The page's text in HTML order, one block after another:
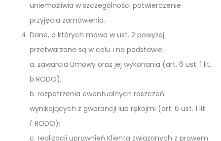
uniemożliwia w szczególności potwierdzenie
przyjęcia zamówienia.
Dane, o których mowa w ust. 2 powyżej
przetwarzane są w celu i na podstawie:
a. zawarcia Umowy oraz jej wykonania (art. 6 ust. 1 lit.
b RODO);
b. rozpatrzenia ewentualnych roszczeń
wynikających z gwarancji lub rękojmi (art. 6 ust. 1 lit.
f RODO);
c. realizacji uprawnień Klienta związanych z prawem